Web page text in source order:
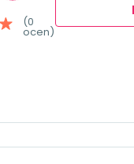
(0
ocen)